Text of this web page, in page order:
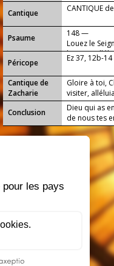
Cantique
CANTIQUE
Psaume
148 —
Louez le
la terre,
Péricope
Ez 37, 12b-14
Cantique de
Zacharie
Gloire à toi,
visiter,
Conclusion
Dieu qui as
de nous tes